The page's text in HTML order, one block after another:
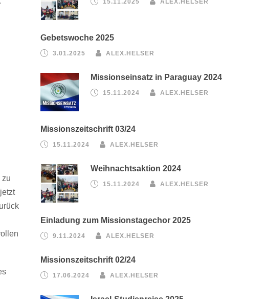
zu
15.11.2025 ALEX.HELSER
Gebetswoche 2025
3.01.2025 ALEX.HELSER
Missionseinsatz in Paraguay 2024
15.11.2024 ALEX.HELSER
Missionszeitschrift 03/24
15.11.2024 ALEX.HELSER
Weihnachtsaktion 2024
15.11.2024 ALEX.HELSER
Einladung zum Missionstagechor 2025
9.11.2024 ALEX.HELSER
Missionszeitschrift 02/24
17.06.2024 ALEX.HELSER